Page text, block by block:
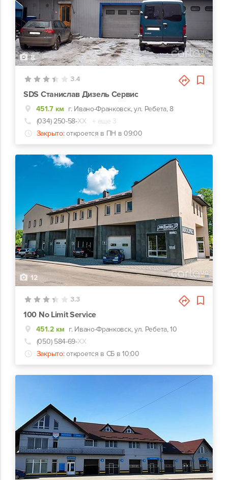
8
3.4
SDS Станислав Дизель Сервис
451.7 км г. Ивано-Франковск, ул. Ребета, 8
(034) 250-58-ХХ
+ еще 3
Закрыто: откроется в ПН в 09:00
12
3.3
100 No Limit Service
451.2 км г. Ивано-Франковск, ул. Ребета, 10
(050) 584-69-ХХ
Закрыто: откроется в СБ в 10:00